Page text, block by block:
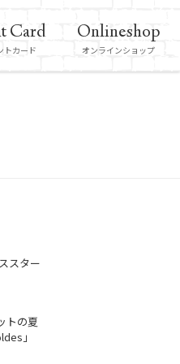
Card
トカード
Onlineshop
オンラインショップ
スター
トの夏
」